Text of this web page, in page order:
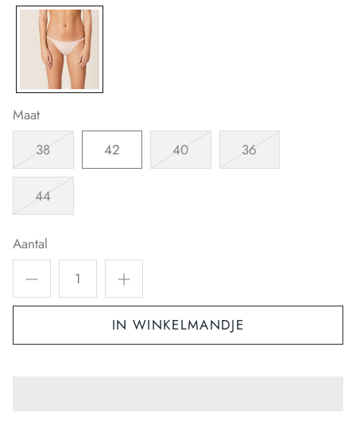
Maat
38
42 40 36
44
Aantal
IN WINKELMANDJE